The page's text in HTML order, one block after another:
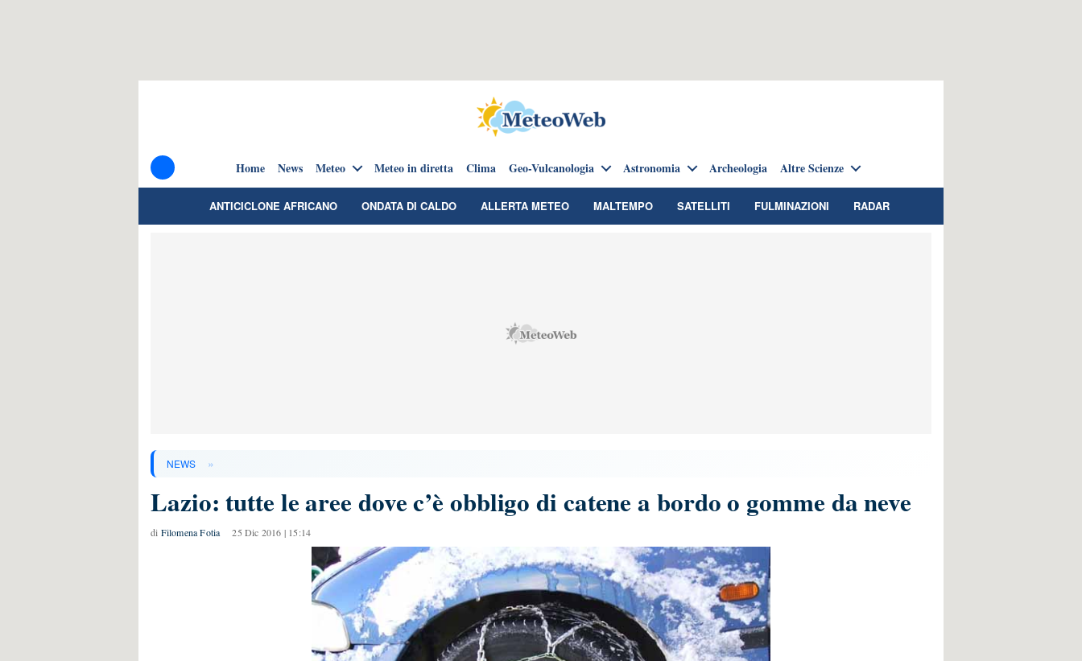
Home News Meteo Meteo in diretta Clima Geo-Vulcanologia Astronomia Archeologia Altre Scienze
ANTICICLONE AFRICANO ONDATA DI CALDO ALLERTA METEO MALTEMPO SATELLITI FULMINAZIONI RADAR
NEWS »
Lazio: tutte le aree dove c’è obbligo di catene a bordo o gomme da neve
di Filomena Fotia 25 Dic 2016 | 15:14